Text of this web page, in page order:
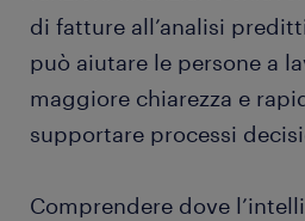
di fatture all’analisi
può aiutare le persone a
maggiore chiarezza e
supportare processi
Comprendere dove